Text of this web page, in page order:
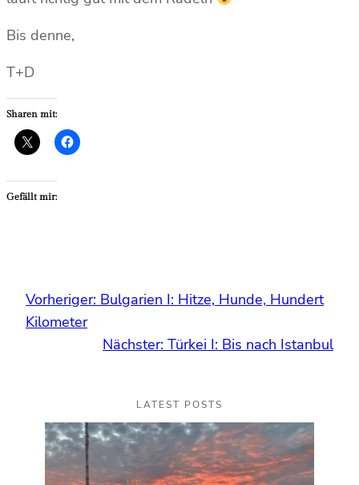
Bis denne,
T+D
Sharen mit:
Gefällt mir:
Vorheriger: Bulgarien I: Hitze, Hunde, Hundert
Kilometer
Nächster: Türkei I: Bis nach Istanbul
LATEST POSTS